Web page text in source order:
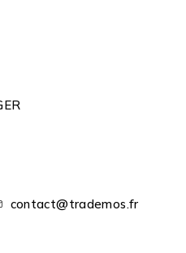
contact@trademos.fr